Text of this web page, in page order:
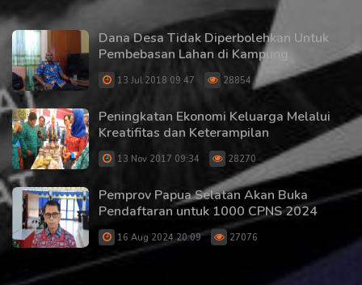
Dana Desa Tidak Diperbolehkan Untuk
Pembebasan Lahan di Kampung
13 Jul 2018 09:47 28854
Peningkatan Ekonomi Keluarga Melalui
Kreatifitas dan Keterampilan
13 Nov 2017 09:34 28270
Pemprov Papua Selatan Akan Buka
Pendaftaran untuk 1000 CPNS 2024
16 Aug 2024 20:09 27076